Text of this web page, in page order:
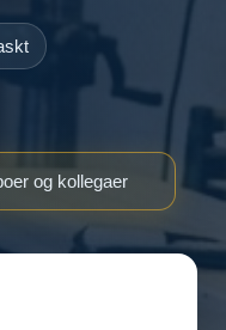
og kollegaer